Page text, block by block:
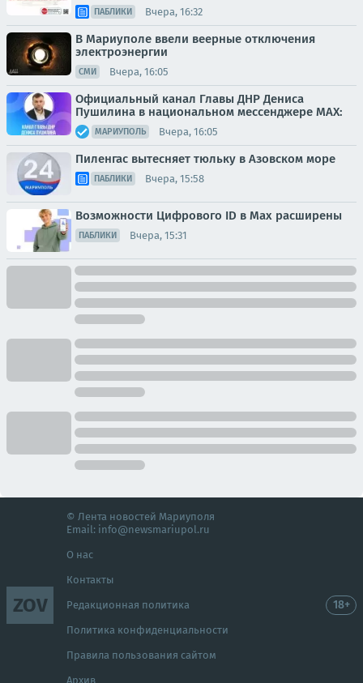
ПАБЛИКИ Вчера, 16:32
В Мариуполе ввели веерные отключения
электроэнергии
СМИ Вчера, 16:05
Официальный канал Главы ДНР Дениса
Пушилина в национальном мессенджере MAX:
МАРИУПОЛЬ Вчера, 16:05
Пиленгас вытесняет тюльку в Азовском море
ПАБЛИКИ Вчера, 15:58
Возможности Цифрового ID в Мах расширены
ПАБЛИКИ Вчера, 15:31
ZOV
© Лента новостей Мариуполя
Email: info@newsmariupol.ru
О нас
Контакты
Редакционная политика
Политика конфиденциальности
Правила пользования сайтом
Архив
18+